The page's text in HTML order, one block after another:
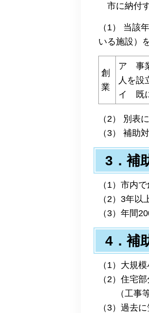
市に納付
（1） 当該
いる施設）
創
業
ア 事
人を設
イ 既
（2） 別表
（3） 補助
3．補
（1）市内
（2）3年
（3）年間
4．補
（1）大規
（2）住宅
（工事等
（3）過去